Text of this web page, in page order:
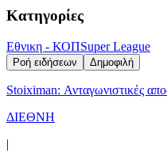
Κατηγορίες
Εθνικη - ΚΟΠSuper League
Ροή ειδήσεων Δημοφιλή
Stoiximan: Ανταγωνιστικές
ΔΙΕΘΝΗ
|